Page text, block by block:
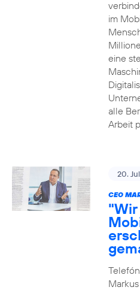
im
eine
alle
Arbeit
20.
CEO